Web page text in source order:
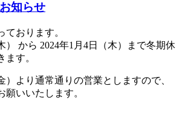
知らせ
ております。
） から 2024年1月4日（木）まで冬期休
ます。
）より通常通りの営業としますので、
願いいたします。